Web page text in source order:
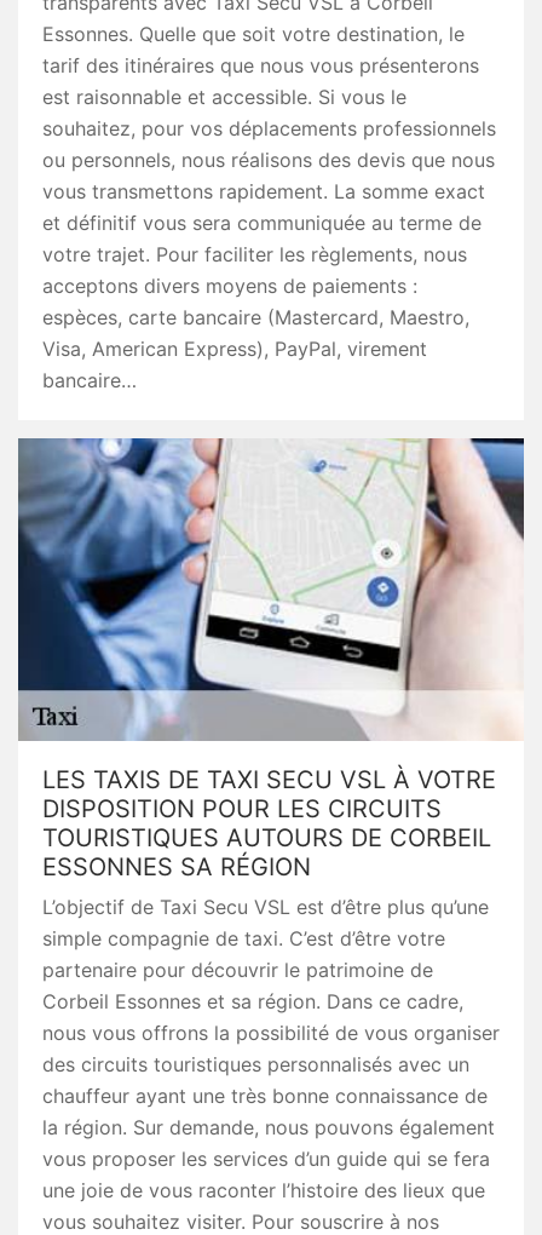
Essonnes. Quelle que soit votre destination, le
tarif des itinéraires que nous vous présenterons
est raisonnable et accessible. Si vous le
souhaitez, pour vos déplacements professionnels
ou personnels, nous réalisons des devis que nous
vous transmettons rapidement. La somme exact
et définitif vous sera communiquée au terme de
votre trajet. Pour faciliter les règlements, nous
acceptons divers moyens de paiements :
espèces, carte bancaire (Mastercard, Maestro,
Visa, American Express), PayPal, virement
bancaire…
LES TAXIS DE TAXI SECU VSL À VOTRE
DISPOSITION POUR LES CIRCUITS
TOURISTIQUES AUTOURS DE CORBEIL
ESSONNES SA RÉGION
L’objectif de Taxi Secu VSL est d’être plus qu’une
simple compagnie de taxi. C’est d’être votre
partenaire pour découvrir le patrimoine de
Corbeil Essonnes et sa région. Dans ce cadre,
nous vous offrons la possibilité de vous organiser
des circuits touristiques personnalisés avec un
chauffeur ayant une très bonne connaissance de
la région. Sur demande, nous pouvons également
vous proposer les services d’un guide qui se fera
une joie de vous raconter l’histoire des lieux que
vous souhaitez visiter. Pour souscrire à nos